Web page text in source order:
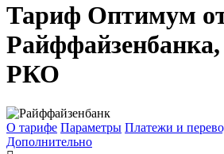
Тариф Оптимум
Райффайзенбанка,
РКО
О тарифе Параметры Платежи и
Дополнительно